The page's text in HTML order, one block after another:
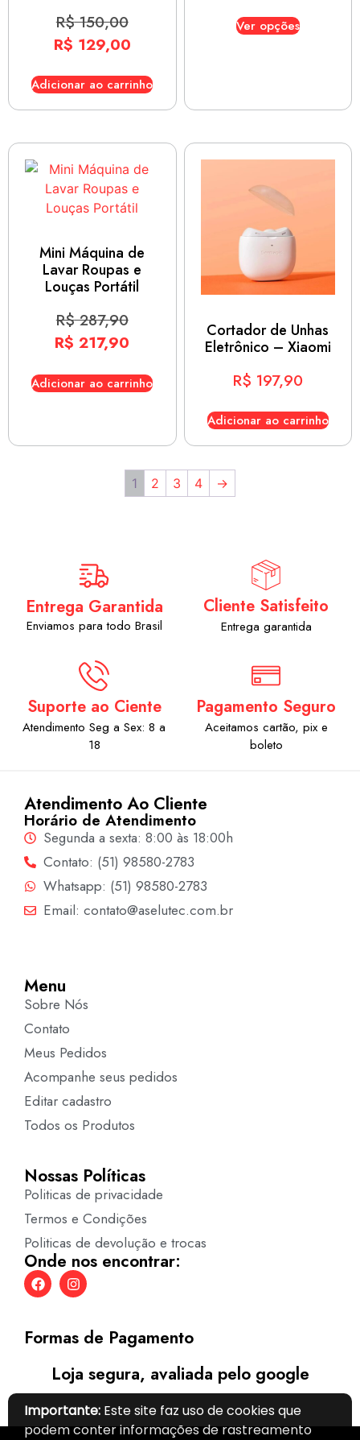
R$150,00
R$ 129,00
Adicionar ao carrinho
Ver opções
Mini Máquina de
Lavar Roupas e
Louças Portátil
R$287,90
R$ 217,90
Adicionar ao carrinho
Cortador de Unhas
Eletrônico – Xiaomi
R$ 197,90
Adicionar ao carrinho
1 2 3 4 →
Entrega Garantida
Enviamos para todo Brasil
Cliente Satisfeito
Entrega garantida
Suporte ao Ciente
Atendimento Seg a Sex: 8 a
18
Pagamento Seguro
Aceitamos cartão, pix e
boleto
Atendimento Ao Cliente
Horário de Atendimento
Segunda a sexta: 8:00 às 18:00h
Contato: (51) 98580-2783
Whatsapp: (51) 98580-2783
Email: contato@aselutec.com.br
Menu
Sobre Nós
Contato
Meus Pedidos
Acompanhe seus pedidos
Editar cadastro
Todos os Produtos
Nossas Políticas
Politicas de privacidade
Termos e Condições
Politicas de devolução e trocas
Onde nos encontrar:
Formas de Pagamento
Loja segura, avaliada pelo google
Importante: Este site faz uso de cookies que
podem conter informações de rastreamento